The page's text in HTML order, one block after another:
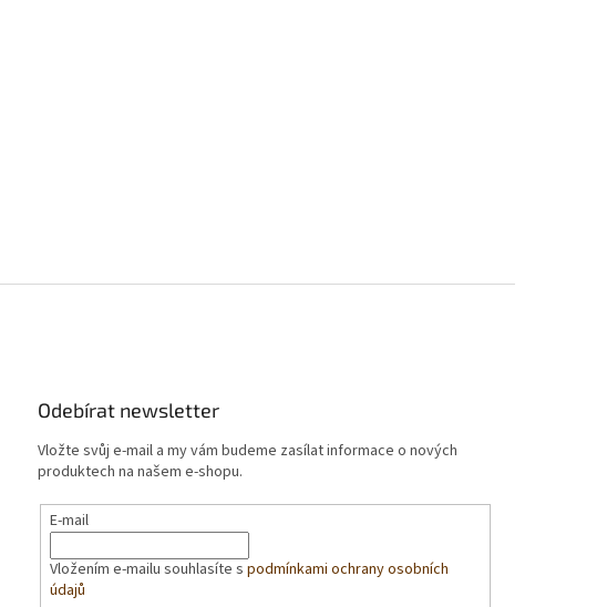
Odebírat newsletter
Vložte svůj e-mail a my vám budeme zasílat informace o nových
produktech na našem e-shopu.
E-mail
Vložením e-mailu souhlasíte spodmínkami ochrany osobních
údajů